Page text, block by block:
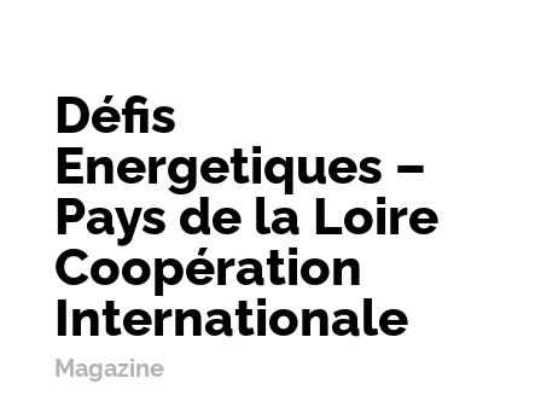
Défis
Energetiques –
Pays de la Loire
Coopération
Internationale
Magazine